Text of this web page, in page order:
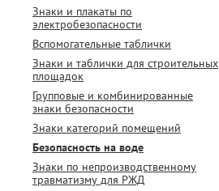
Знаки и плакаты по
электробезопасности
Вспомогательные таблички
Знаки и таблички для строительных
площадок
Групповые и комбинированные
знаки безопасности
Знаки категорий помещений
Безопасность на воде
Знаки по непроизводственному
травматизму для РЖД